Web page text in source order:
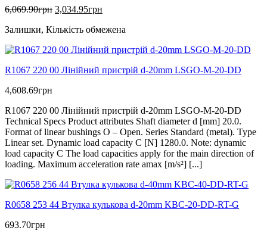
6,069.90грн Оригінальна
6,069.90грн.
3,034.95грн
3,034.95грн.
Залишки, Кількість обмежена
R1067 220 00 Лінійний пристрій d-20mm LSGO-M-20-DD
4,608.69грн
R1067 220 00 Лінійний пристрій d-20mm LSGO-M-20-DD
Technical Specs Product attributes Shaft diameter d [mm] 20.0.
Format of linear bushings O – Open. Series Standard (metal). Type
Linear set. Dynamic load capacity C [N] 1280.0. Note: dynamic
load capacity C The load capacities apply for the main direction of
loading. Maximum acceleration rate amax [m/s²] [...]
R0658 253 44 Втулка кулькова d-20mm KBC-20-DD-RT-G
693.70грн